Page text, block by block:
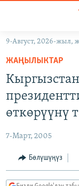
Навигацияга
өтүңүз
Издөөгө
салыңызКЫРГЫЗСТАН
МАДАНИЯТ
ДҮЙНӨ
УКРАИНА
ТВ
БҮГҮН АЗАТТЫКТА
ПОДКАСТ
9-Август, 2026-жыл,
ЖАҢЫЛЫКТАР
өткөрүүнү
7-Март, 2005
Бөлүшүңүз